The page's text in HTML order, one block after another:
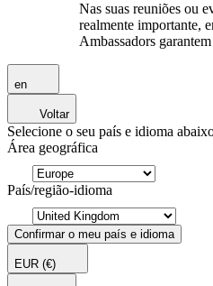
Nas suas reuniões ou
realmente importante,
Ambassadors
en
Voltar
Selecione o seu país e idioma
Área geográfica
País/região-idioma
Confirmar o meu país e idioma
EUR (€)